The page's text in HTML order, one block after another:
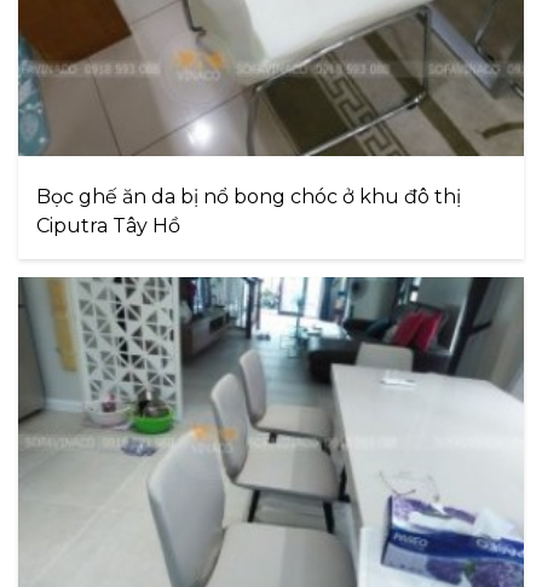
Bọc ghế ăn da bị nổ bong chóc ở khu đô thị
Ciputra Tây Hồ